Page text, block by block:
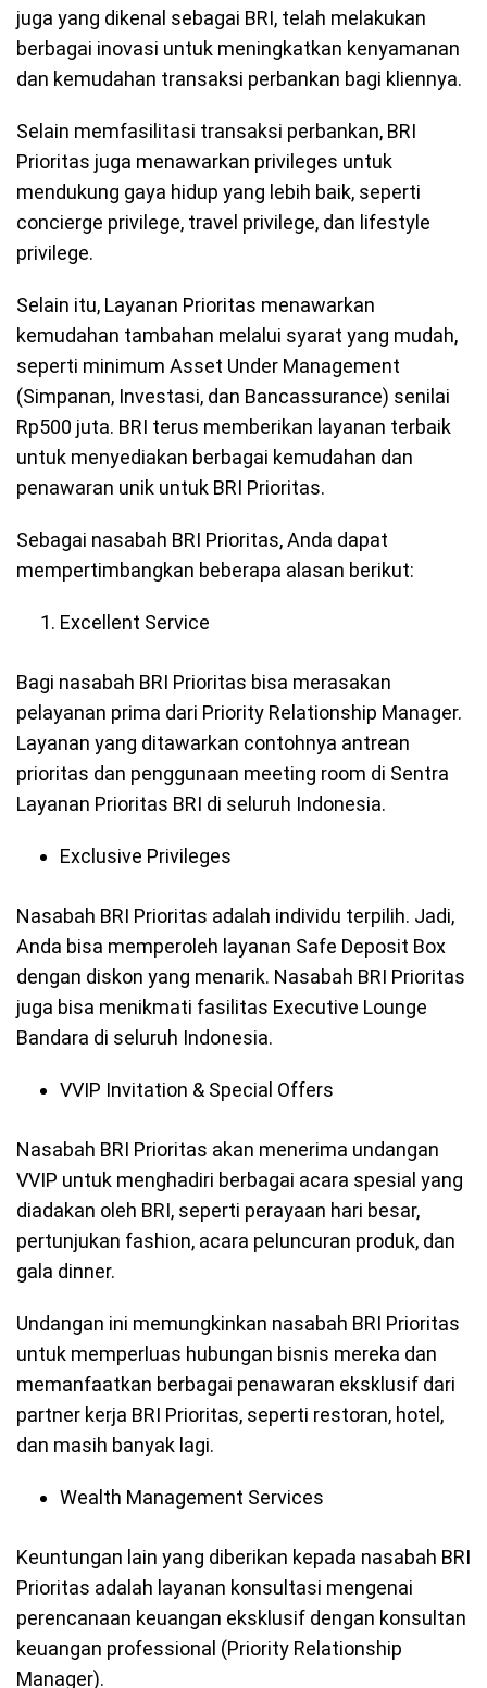
juga yang dikenal sebagai BRI, telah melakukan
berbagai inovasi untuk meningkatkan kenyamanan
dan kemudahan transaksi perbankan bagi kliennya.
Selain memfasilitasi transaksi perbankan, BRI
Prioritas juga menawarkan privileges untuk
mendukung gaya hidup yang lebih baik, seperti
concierge privilege, travel privilege, dan lifestyle
privilege.
Selain itu, Layanan Prioritas menawarkan
kemudahan tambahan melalui syarat yang mudah,
seperti minimum Asset Under Management
(Simpanan, Investasi, dan Bancassurance) senilai
Rp500 juta. BRI terus memberikan layanan terbaik
untuk menyediakan berbagai kemudahan dan
penawaran unik untuk BRI Prioritas.
Sebagai nasabah BRI Prioritas, Anda dapat
mempertimbangkan beberapa alasan berikut:
Excellent Service
Bagi nasabah BRI Prioritas bisa merasakan
pelayanan prima dari Priority Relationship Manager.
Layanan yang ditawarkan contohnya antrean
prioritas dan penggunaan meeting room di Sentra
Layanan Prioritas BRI di seluruh Indonesia.
Exclusive Privileges
Nasabah BRI Prioritas adalah individu terpilih. Jadi,
Anda bisa memperoleh layanan Safe Deposit Box
dengan diskon yang menarik. Nasabah BRI Prioritas
juga bisa menikmati fasilitas Executive Lounge
Bandara di seluruh Indonesia.
VVIP Invitation & Special Offers
Nasabah BRI Prioritas akan menerima undangan
VVIP untuk menghadiri berbagai acara spesial yang
diadakan oleh BRI, seperti perayaan hari besar,
pertunjukan fashion, acara peluncuran produk, dan
gala dinner.
Undangan ini memungkinkan nasabah BRI Prioritas
untuk memperluas hubungan bisnis mereka dan
memanfaatkan berbagai penawaran eksklusif dari
partner kerja BRI Prioritas, seperti restoran, hotel,
dan masih banyak lagi.
Wealth Management Services
Keuntungan lain yang diberikan kepada nasabah BRI
Prioritas adalah layanan konsultasi mengenai
perencanaan keuangan eksklusif dengan konsultan
keuangan professional (Priority Relationship
Manager).